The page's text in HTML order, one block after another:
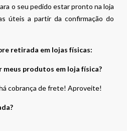
o seu pedido estar pronto na loja
úteis a partir da confirmação do
retirada em lojas físicas:
produtos em loja física?
cobrança de frete! Aproveite!